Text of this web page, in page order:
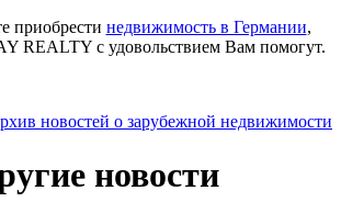
приобрести недвижимость в Германии,
REALTY с удовольствием Вам помогут.
новостей о зарубежной недвижимости
новости